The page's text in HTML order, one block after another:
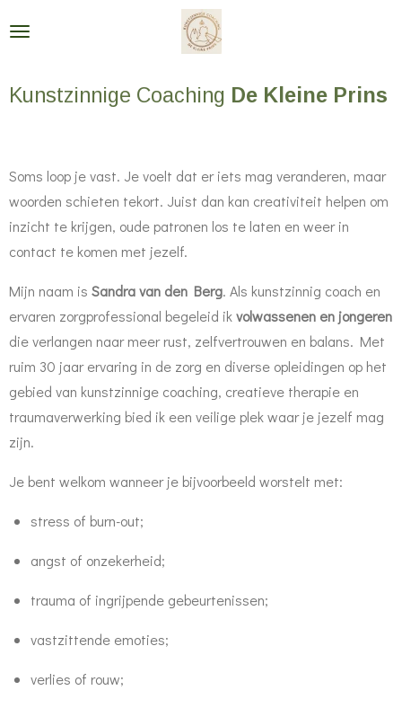
de
Kunstzinnige Coaching De Kleine Prins
Soms loop je vast. Je voelt dat er iets mag veranderen, maar
woorden schieten tekort. Juist dan kan creativiteit helpen om
inzicht te krijgen, oude patronen los te laten en weer in
contact te komen met jezelf.
Mijn naam is Sandra van den Berg. Als kunstzinnig coach en
ervaren zorgprofessional begeleid ikvolwassenen en jongeren
die verlangen naar meer rust, zelfvertrouwen en balans. Met
ruim 30 jaar ervaring in de zorg en diverse opleidingen op het
gebied van kunstzinnige coaching, creatieve therapie en
traumaverwerking bied ik een veilige plek waar je jezelf mag
zijn.
Je bent welkom wanneer je bijvoorbeeld worstelt met:
stress of burn-out;
angst of onzekerheid;
trauma of ingrijpende gebeurtenissen;
vastzittende emoties;
verlies of rouw;